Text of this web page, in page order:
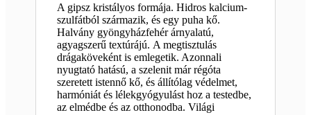
A gipsz kristályos formája. Hidros kalcium-
szulfátból származik, és egy puha kő.
Halvány gyöngyházfehér árnyalatú,
agyagszerű textúrájú. A megtisztulás
drágaköveként is emlegetik. Azonnali
nyugtató hatású, a szelenit már régóta
szeretett istennő kő, és állítólag védelmet,
harmóniát és lélekgyógyulást hoz a testedbe,
az elmédbe és az otthonodba. Világi